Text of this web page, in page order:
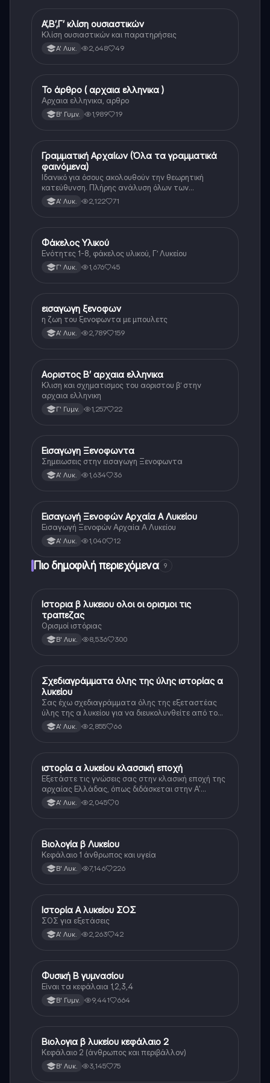
Αρχαία Ελληνικά
Α’,Β’,Γ’ κλίση ουσιαστικών
Κλίση ουσιαστικών και παρατηρήσεις
Α' Λυκ. 2,648 49
Αρχαία Ελληνικά
Το άρθρο ( αρχαια ελληνικα )
Αρχαια ελληνικα, αρθρο
Β' Γυμν. 1,989 19
Αρχαία Ελληνικά
Γραμματική Αρχαίων (Όλα τα γραμματικά
φαινόμενα)
Ιδανικό για όσους ακολουθούν την θεωρητική
κατεύθυνση. Πλήρης ανάλυση όλων των
γραμματικών φαινομένων της αρχαίας Ελληνικής.
Α' Λυκ. 2,122 71
Αρχαία Ελληνικά
Φάκελος Υλικού
Ενότητες 1-8, φάκελος υλικού, Γ’ Λυκείου
Γ' Λυκ. 1,676 45
Αρχαία Ελληνικά
εισαγωγη ξενοφων
η ζωη του ξενοφωντα με μπουλετς
Α' Λυκ. 2,789 159
Αρχαία Ελληνικά
Αοριστος Β’ αρχαια ελληνικα
Κλιση και σχηματισμος του αοριστου β’ στην
αρχαια ελληνικη
Γ' Γυμν. 1,257 22
Αρχαία Ελληνικά
Εισαγωγη Ξενοφωντα
Σημειωσεις στην εισαγωγη Ξενοφωντα
Α' Λυκ. 1,634 36
Αρχαία Ελληνικά
Εισαγωγή Ξενοφών Αρχαία Α Λυκείου
Εισαγωγή Ξενοφών Αρχαία Α Λυκείου
Α' Λυκ. 1,040 12
Πιο δημοφιλή περιεχόμενα 9
Ιστορία
Ιστορια β λυκειου ολοι οι ορισμοι τις
τραπεζας
Ορισμοί ιστόριας
Β' Λυκ. 8,536 300
Ιστορία
Σχεδιαγράμματα όλης της ύλης ιστορίας α
λυκείου
Σας έχω σχεδιαγράμματα όλης της εξεταστέας
ύλης της α λυκείου για να διευκολυνθείτε από το
τεράστιο βάρος του βιβλίου
Α' Λυκ. 2,855 66
Ιστορία
ιστορία α λυκείου κλασσική εποχή
Εξετάστε τις γνώσεις σας στην κλασική εποχή της
αρχαίας Ελλάδας, όπως διδάσκεται στην Α'
Λυκείου.Α' Λυκ. 2,045 0
Βιολογία
Βιολογία β Λυκείου
Κεφάλαιο 1 άνθρωπος και υγεία
Β' Λυκ. 7,146 226
Ιστορία
Ιστορία Α λυκείου ΣΟΣ
ΣΟΣ για εξετάσεις
Α' Λυκ. 2,263 42
Φυσική
Φυσική Β γυμνασίου
Είναι τα κεφάλαια 1,2,3,4
Β' Γυμν. 9,441 664
Βιολογία
Βιολογια β λυκείου κεφάλαιο 2
Κεφάλαιο 2 (άνθρωπος και περιβάλλον)
Β' Λυκ. 3,145 75